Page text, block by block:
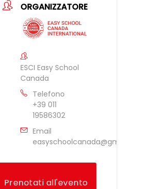
ORGANIZZATORE
ESCI Easy School
Canada
Telefono
+39 011
19586302
Email
easyschoolcanada@gmail.com
Prenotati all'evento